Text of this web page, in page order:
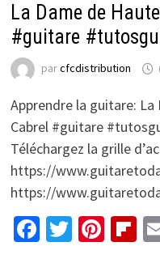
La Dame de
#guitare
parcfcdistribution
Apprendre la guitare: La
Cabrel #guitare
Téléchargez la grille
https://
https://
Facebook
Twitter